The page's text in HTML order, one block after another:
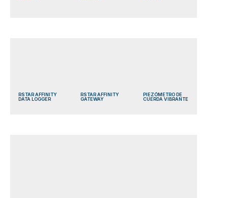
RSTAR AFFINITY
DATA LOGGER
RSTAR AFFINITY
GATEWAY
PIEZÓMETRO DE
CUERDA VIBRANTE